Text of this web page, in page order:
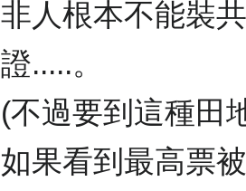
非人根本不能裝
證.....。
(不過要到這種田
如果看到最高票